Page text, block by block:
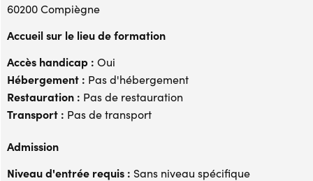
60200 Compiègne
Accueil sur le lieu de formation
Accès handicap : Oui
Hébergement : Pas d'hébergement
Restauration : Pas de restauration
Transport : Pas de transport
Admission
Niveau d'entrée requis : Sans niveau spécifique